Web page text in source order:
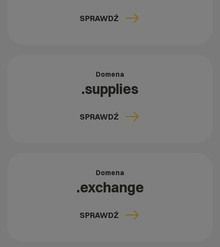
SPRAWDŹ
Domena
.supplies
SPRAWDŹ
Domena
.exchange
SPRAWDŹ